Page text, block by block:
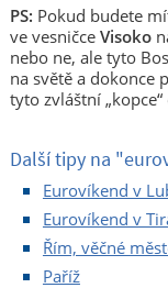
PS: Pokud budete
ve vesničce Visoko
nebo ne, ale tyto
na světě a dokonce
tyto zvláštní
Další tipy na
Eurovíkend v
Eurovíkend v
Řím, věčné
Paříž